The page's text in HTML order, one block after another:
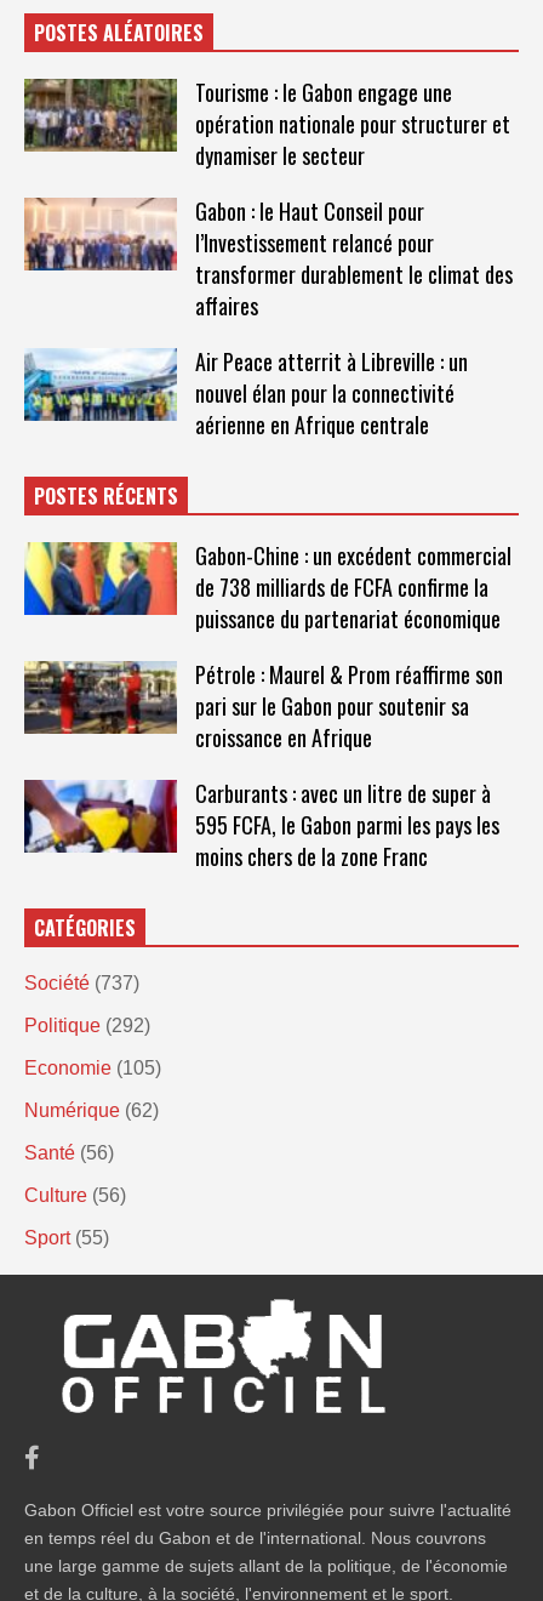
POSTES ALÉATOIRES
Tourisme : le Gabon engage une
opération nationale pour structurer et
dynamiser le secteur
Gabon : le Haut Conseil pour
l’Investissement relancé pour
transformer durablement le climat des
affaires
Air Peace atterrit à Libreville : un
nouvel élan pour la connectivité
aérienne en Afrique centrale
POSTES RÉCENTS
Gabon-Chine : un excédent commercial
de 738 milliards de FCFA confirme la
puissance du partenariat économique
Pétrole : Maurel & Prom réaffirme son
pari sur le Gabon pour soutenir sa
croissance en Afrique
Carburants : avec un litre de super à
595 FCFA, le Gabon parmi les pays les
moins chers de la zone Franc
CATÉGORIES
Société (737)
Politique (292)
Economie (105)
Numérique (62)
Santé (56)
Culture (56)
Sport (55)
Gabon Officiel est votre source privilégiée pour suivre l'actualité
en temps réel du Gabon et de l'international. Nous couvrons
une large gamme de sujets allant de la politique, de l'économie
et de la culture, à la société, l'environnement et le sport.